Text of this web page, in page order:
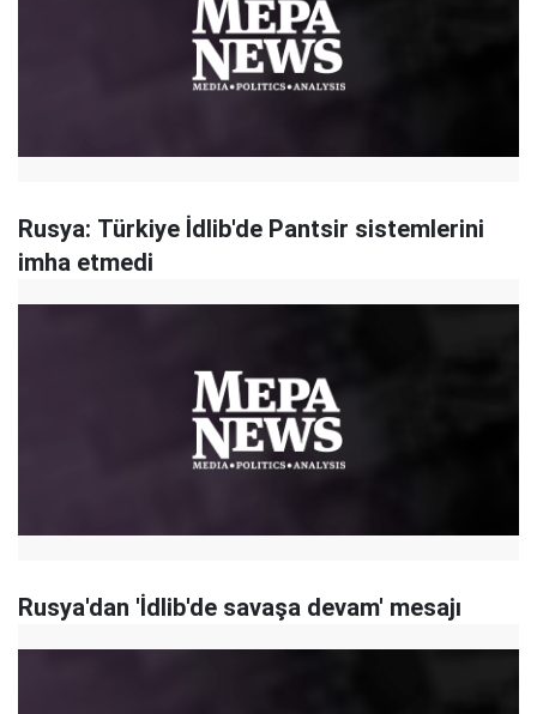
Rusya: Türkiye İdlib'de Pantsir sistemlerini
imha etmedi
Rusya'dan 'İdlib'de savaşa devam' mesajı